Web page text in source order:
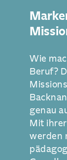
Wie
Beruf?
genau
Mit
werden